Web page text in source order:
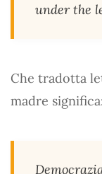
under the
Che tradotta
madre